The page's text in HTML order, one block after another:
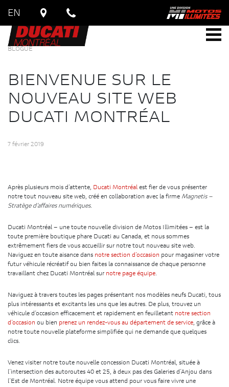
EN
BLOGUE
BIENVENUE SUR LE
NOUVEAU SITE WEB
DUCATI MONTRÉAL
7 février 2019
Après plusieurs mois d’attente, Ducati Montréal est fier de vous présenter
notre tout nouveau site web, créé en collaboration avec la firme Magnetis –
Stratège d’affaires numériques.
Ducati Montréal – une toute nouvelle division de Motos Illimitées – est la
toute première boutique phare Ducati au Canada, et nous sommes
extrêmement fiers de vous accueillir sur notre tout nouveau site web.
Naviguez en toute aisance dans notre section d’occasion pour magasiner votre
futur véhicule récréatif ou bien faites la connaissance de chaque personne
travaillant chez Ducati Montréal sur notre page équipe.
Naviguez à travers toutes les pages présentant nos modèles neufs Ducati, tous
plus intéressants et excitants les uns que les autres. De plus, trouvez un
véhicule d’occasion efficacement et rapidement en feuilletant notre section
d’occasion ou bien prenez un rendez-vous au département de service, grâce à
notre toute nouvelle plateforme simplifiée qui ne demande que quelques
clics.
Venez visiter notre toute nouvelle concession Ducati Montréal, située à
l’intersection des autoroutes 40 et 25, à deux pas des Galeries d’Anjou dans
l’Est de Montréal. Notre équipe vous attend pour vous faire vivre une